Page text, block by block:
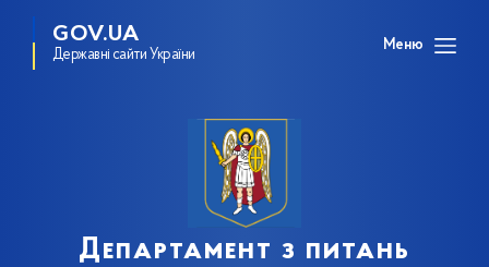
GOV.UA
Державні сайти України
Меню
Департамент з питань